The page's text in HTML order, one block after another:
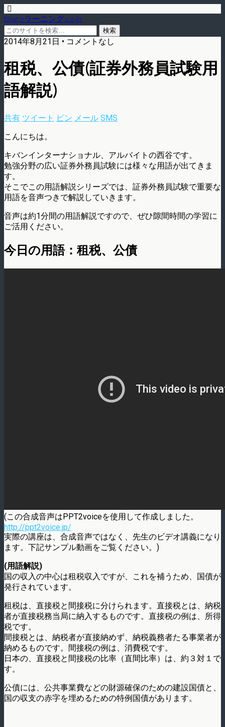
blog.eラーニング.co.jp
2014年8月21日 • コメントなし
租税、公債(証券外務員試験用
語解説)
共有 ツイート ピン メール SMS
こんにちは。
キバンインターナショナル、アルバイトの西谷です。
勉強分野の広い証券外務員試験には様々な用語が出てきま
す。
そこでこの用語解説シリーズでは、証券外務員試験で重要な
用語を音声つきで解説していきます。
音声は約1分間の用語解説ですので、ぜひ隙間時間の学習に
ご活用ください。
今日の用語：租税、公債
(この合成音声はPPT2voiceを使用して作成しました。
http://ppt2voice.jp/
実際の講座は、合成音声ではなく、先生のビデオ講義になり
ます。下記サンプル動画をご覧ください。)
(用語解説)
国の収入の中心は租税収入ですが、これを補うため、国債が
発行されています。
租税は、直接税と間接税に分けられます。直接税とは、納税
者が直接税務当局に納入するものです。直接税の例は、所得
税です。
間接税とは、納税者が直接納めず、納税義務者たる事業者が
納めるものです。間接税の例は、消費税です。
日本の、直接税と間接税の比率（直間比率）は、約３対１で
す。
公債には、公共事業費などの財源確保のための建設国債と、
国の収支の赤字を埋めるための特例国債があります。